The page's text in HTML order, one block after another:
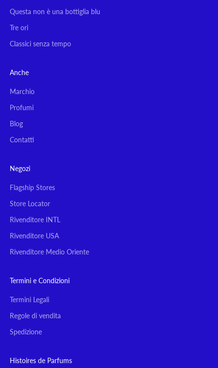
Questa non è una bottiglia blu
Tre ori
Classici senza tempo
Anche
Marchio
Profumi
Blog
Contatti
Negozi
Flagship Stores
Store Locator
Rivenditore INTL
Rivenditore USA
Rivenditore Medio Oriente
Termini e Condizioni
Termini Legali
Regole di vendita
Spedizione
Histoires de Parfums